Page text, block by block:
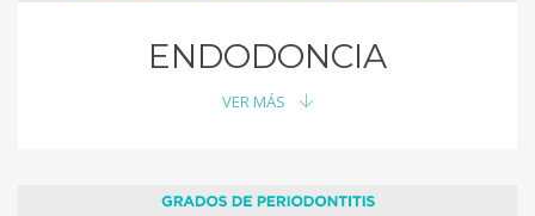
ENDODONCIA
VER MÁS